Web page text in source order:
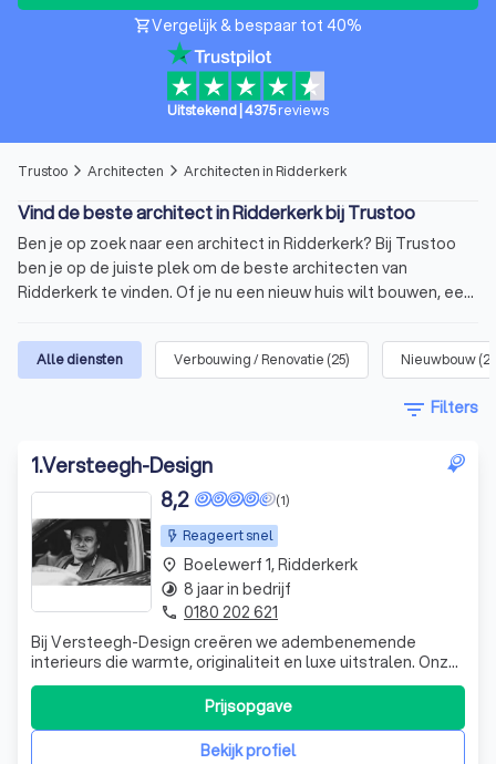
shopping_cartVergelijk & bespaar tot 40%
Uitstekend 4375reviews
Trustoo arrow_forward_ios Architecten arrow_forward_ios Architecten in Ridderkerk
Vind de beste architect in Ridderkerk bij Trustoo
Ben je op zoek naar een architect in Ridderkerk? Bij Trustoo
ben je op de juiste plek om de beste architecten van
Ridderkerk te vinden. Of je nu een nieuw huis wilt bouwen, een
Trustoo biedt een uitgebreide selectie van de beste
architecten die klaar staan om jouw ideeën te verwerkelijken.
8.8 gebaseerd op 1000+ reviews. Vergelijk vandaag nog vier
het best bij jouw project en budget past.
Wat is een architect?
De voordelen van een professionele
architect in Ridderkerk
Wat is de rol van een architect?
Welke soorten architecten zijn er? Ontdek
de verschillende specialismen
Hoe vind je een betrouwbare architect?
Alle diensten Verbouwing / Renovatie (25) Nieuwbouw(
filter_list Filters
1.Versteegh-Design
Reageert snel
(1)
8,2
Bij Versteegh-Design creëren we adembenemende
interieurs die warmte, originaliteit en luxe uitstralen. Onze
ontwerpen zijn niet alleen esthetisch aantrekkelijk, maar
ook functioneel en afgestemd op de unieke wensen van
onze klanten. Of het nu gaat om een modern familiehuis
met een vleugje glamour ofBekijk profiel
Prijsopgave
place Boelewerf 1, Ridderkerk
timelapse 8 jaar in bedrijf
phone 0180 202 621